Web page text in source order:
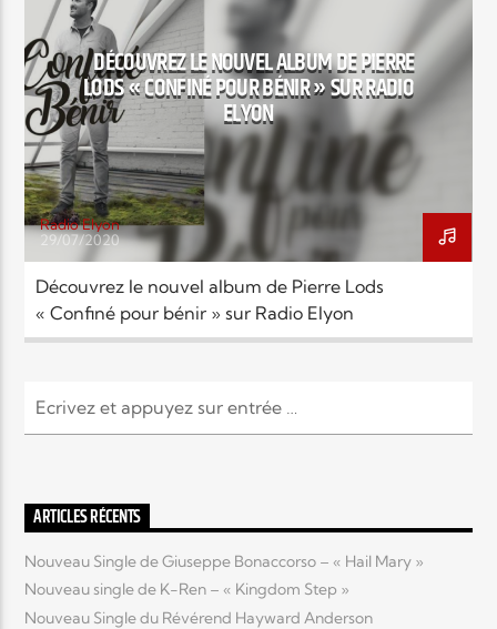
TITRE
ARTISTE
Radio Elyon
Elyon Live
DÉCOUVREZ LE NOUVEL ALBUM DE PIERRE
LODS « CONFINÉ POUR BÉNIR » SUR RADIO
ELYON
Radio Elyon
29/07/2020
Découvrez le nouvel album de Pierre Lods
« Confiné pour bénir » sur Radio Elyon
ARTICLES RÉCENTS
Nouveau Single de Giuseppe Bonaccorso – « Hail Mary »
Nouveau single de K-Ren – « Kingdom Step »
Nouveau Single du Révérend Hayward Anderson